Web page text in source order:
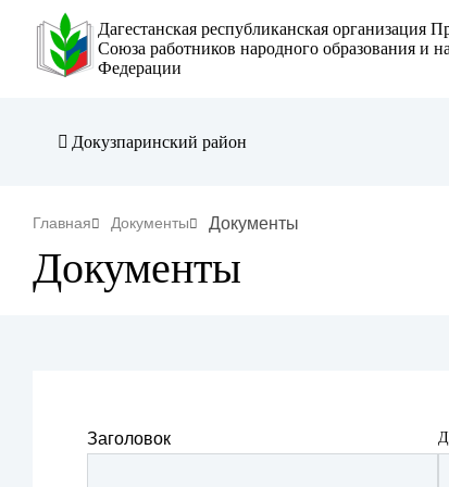
Перейти
основному
Дагестанская республиканская организация
Союза работников народного образования и
Федерации
Докузпаринский район
Строка
навигации
Главная Документы Документы
Документы
Заголовок